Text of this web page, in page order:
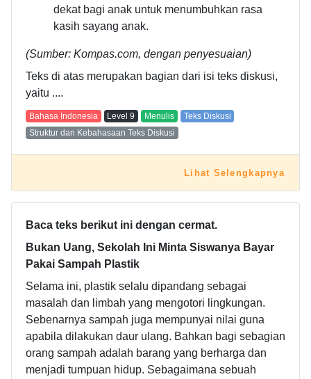
dekat bagi anak untuk menumbuhkan rasa
kasih sayang anak.
(Sumber: Kompas.com, dengan penyesuaian)
Teks di atas merupakan bagian dari isi teks diskusi,
yaitu ....
Bahasa Indonesia Level 9 Menulis
Teks Diskusi
Struktur dan Kebahasaan Teks Diskusi
Lihat Selengkapnya
Baca teks berikut ini dengan cermat.
Bukan Uang, Sekolah Ini Minta Siswanya Bayar
Pakai Sampah Plastik
Selama ini, plastik selalu dipandang sebagai
masalah dan limbah yang mengotori lingkungan.
Sebenarnya sampah juga mempunyai nilai guna
apabila dilakukan daur ulang. Bahkan bagi sebagian
orang sampah adalah barang yang berharga dan
menjadi tumpuan hidup. Sebagaimana sebuah